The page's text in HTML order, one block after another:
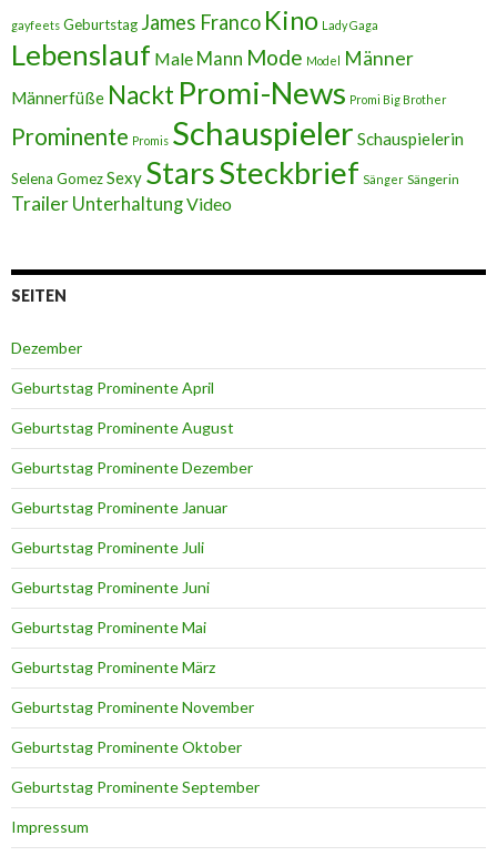
gayfeets Geburtstag James Franco Kino Lady Gaga
Lebenslauf Male Mann Mode Model Männer
Männerfüße Nackt Promi-News Promi Big Brother
Prominente Promis Schauspieler Schauspielerin
Selena GomezSexy StarsSteckbrief Sänger Sängerin
Trailer UnterhaltungVideo
SEITEN
Dezember
Geburtstag Prominente April
Geburtstag Prominente August
Geburtstag Prominente Dezember
Geburtstag Prominente Januar
Geburtstag Prominente Juli
Geburtstag Prominente Juni
Geburtstag Prominente Mai
Geburtstag Prominente März
Geburtstag Prominente November
Geburtstag Prominente Oktober
Geburtstag Prominente September
Impressum